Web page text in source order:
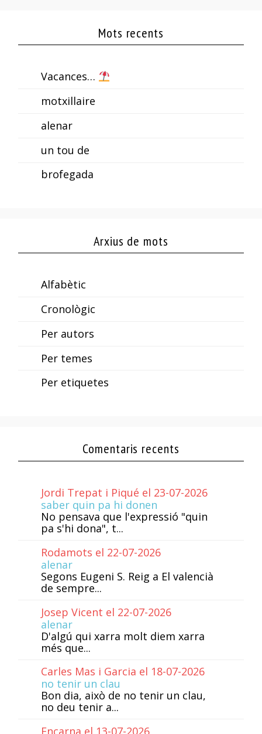
Mots recents
Vacances…
motxillaire
alenar
un tou de
brofegada
Arxius de mots
Alfabètic
Cronològic
Per autors
Per temes
Per etiquetes
Comentaris recents
Jordi Trepat i Piqué el 23-07-2026
saber quin pa hi donen
No pensava que l'expressió "quin
pa s'hi dona", t...
Rodamots el 22-07-2026
alenar
Segons Eugeni S. Reig a El valencià
de sempre...
Josep Vicent el 22-07-2026
alenar
D'algú qui xarra molt diem xarra
més que...
Carles Mas i Garcia el 18-07-2026
no tenir un clau
Bon dia, això de no tenir un clau,
no deu tenir a...